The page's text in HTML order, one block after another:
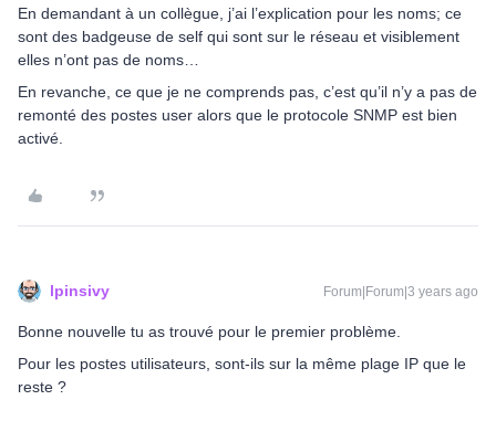
En demandant à un collègue, j’ai l’explication pour les noms; ce
sont des badgeuse de self qui sont sur le réseau et visiblement
elles n’ont pas de noms…
En revanche, ce que je ne comprends pas, c’est qu’il n’y a pas de
remonté des postes user alors que le protocole SNMP est bien
activé.
lpinsivy Forum|Forum|3 years ago
Bonne nouvelle tu as trouvé pour le premier problème.
Pour les postes utilisateurs, sont-ils sur la même plage IP que le
reste ?